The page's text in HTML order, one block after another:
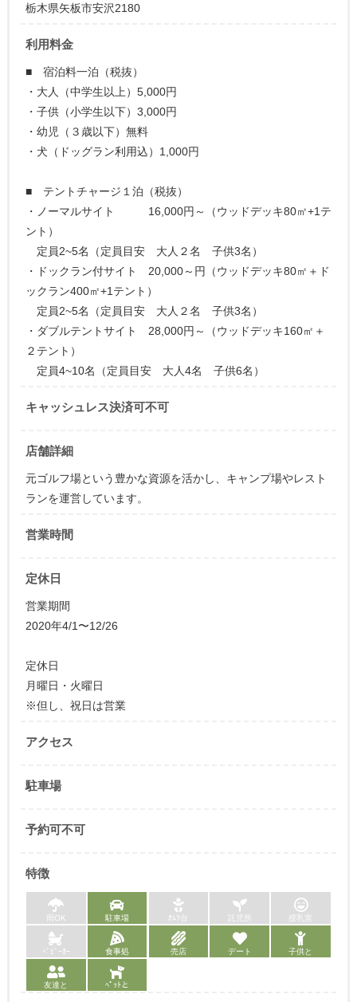
栃木県矢板市安沢2180
利用料金
■ 宿泊料一泊（税抜）
・大人（中学生以上）5,000円
・子供（小学生以下）3,000円
・幼児（３歳以下）無料
・犬（ドッグラン利用込）1,000円
■ テントチャージ１泊（税抜）
・ノーマルサイト 16,000円～（ウッドデッキ80㎡+1テ
ント）
定員2~5名（定員目安 大人２名 子供3名）
・ドックラン付サイト 20,000～円（ウッドデッキ80㎡＋ド
ックラン400㎡+1テント）
定員2~5名（定員目安 大人２名 子供3名）
・ダブルテントサイト 28,000円～（ウッドデッキ160㎡＋
２テント）
定員4~10名（定員目安 大人4名 子供6名）
キャッシュレス決済可不可
店舗詳細
元ゴルフ場という豊かな資源を活かし、キャンプ場やレスト
ランを運営しています。
営業時間
定休日
営業期間
2020年4/1〜12/26
定休日
月曜日・火曜日
※但し、祝日は営業
アクセス
駐車場
予約可不可
特徴
雨OK 駐車場 ｵﾑﾂ台 託児所 授乳室
ﾍﾞﾋﾞｰｶｰ 食事処 売店 デート 子供と
友達と ﾍﾟｯﾄと